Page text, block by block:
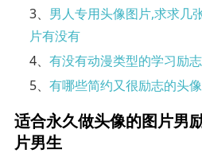
3、 男人专用头像图片,求求几
片有没有
4、有没有动漫类型的学习励
5、有哪些简约又很励志的头
适合永久做头像的图片男
片男生